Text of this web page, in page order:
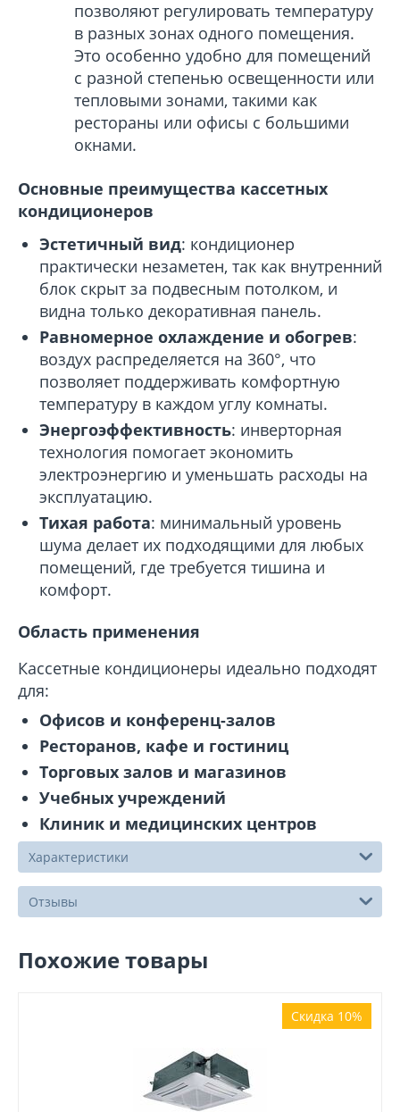
позволяют регулировать температуру
в разных зонах одного помещения.
Это особенно удобно для помещений
с разной степенью освещенности или
тепловыми зонами, такими как
рестораны или офисы с большими
окнами.
Основные преимущества кассетных
кондиционеров
Эстетичный вид: кондиционер
практически незаметен, так как внутренний
блок скрыт за подвесным потолком, и
видна только декоративная панель.
Равномерное охлаждение и обогрев:
воздух распределяется на 360°, что
позволяет поддерживать комфортную
температуру в каждом углу комнаты.
Энергоэффективность: инверторная
технология помогает экономить
электроэнергию и уменьшать расходы на
эксплуатацию.
Тихая работа: минимальный уровень
шума делает их подходящими для любых
помещений, где требуется тишина и
комфорт.
Область применения
Кассетные кондиционеры идеально подходят
для:
Офисов и конференц-залов
Ресторанов, кафе и гостиниц
Торговых залов и магазинов
Учебных учреждений
Клиник и медицинских центров
Характеристики
Отзывы
Похожие товары
Скидка 10%